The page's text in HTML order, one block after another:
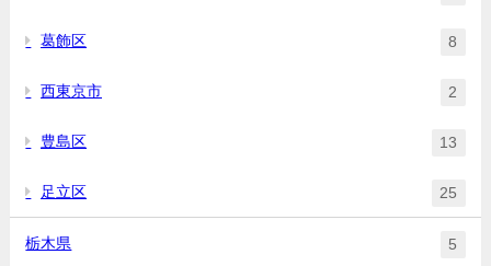
葛飾区 8
西東京市 2
豊島区 13
足立区 25
栃木県 5